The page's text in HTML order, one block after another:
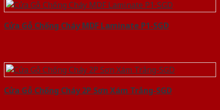
Cửa Gỗ Chống Cháy MDF Laminate P1-SGD
Cửa Gỗ Chống Cháy 2P Sơn Xám Trắng-SGD